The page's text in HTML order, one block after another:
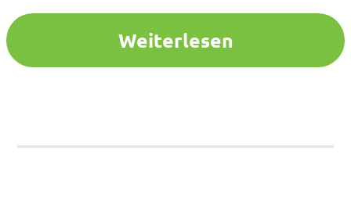
und Beurlaubung auf…
Weiterlesen